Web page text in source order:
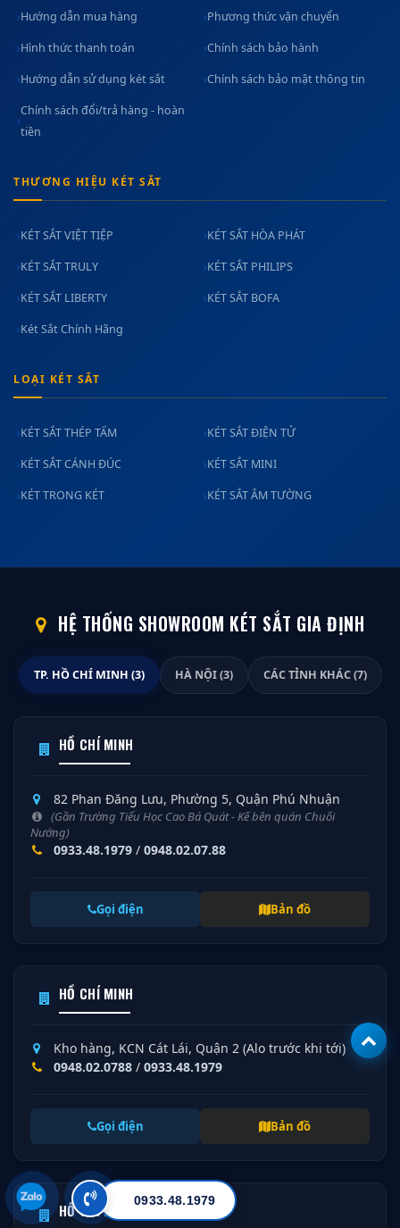
Hướng dẫn mua hàng Phương thức vận chuyển
Hình thức thanh toán Chính sách bảo hành
Hướng dẫn sử dụng két sắt Chính sách bảo mật thông tin
Chính sách đổi/trả hàng - hoàn
tiền
THƯƠNG HIỆU KÉT SẮT
KÉT SẮT VIỆT TIỆP KÉT SẮT HÒA PHÁT
KÉT SẮT TRULY KÉT SẮT PHILIPS
KÉT SẮT LIBERTY KÉT SẮT BOFA
Két Sắt Chính Hãng
LOẠI KÉT SẮT
KÉT SẮT THÉP TẤM KÉT SẮT ĐIỆN TỬ
KÉT SẮT CÁNH ĐÚC KÉT SẮT MINI
KÉT TRONG KÉT KÉT SẮT ÂM TƯỜNG
HỆ THỐNG SHOWROOM KÉT SẮT GIA ĐỊNH
TP. HỒ CHÍ MINH (3) HÀ NỘI (3) CÁC TỈNH KHÁC (7)
HỒ CHÍ MINH
82 Phan Đăng Lưu, Phường 5, Quận Phú Nhuận
(Gần Trường Tiểu Học Cao Bá Quát - Kế bên quán Chuối
Nướng)
0933.48.1979 / 0948.02.07.88
Gọi điện Bản đồ
HỒ CHÍ MINH
Kho hàng, KCN Cát Lái, Quận 2 (Alo trước khi tới)
0948.02.0788 / 0933.48.1979
Gọi điện Bản đồ
HỒ CHÍ MINH
0933.48.1979